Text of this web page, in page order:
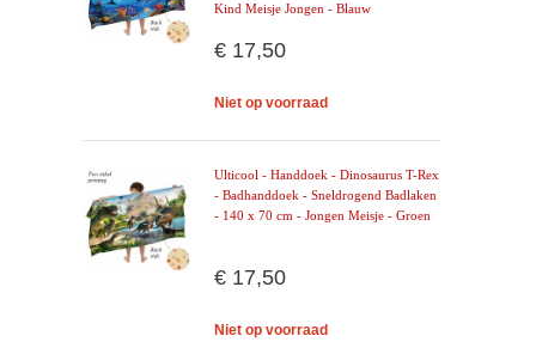
Kind Meisje Jongen - Blauw
€ 17,50
Niet op voorraad
Ulticool - Handdoek - Dinosaurus T-Rex
- Badhanddoek - Sneldrogend Badlaken
- 140 x 70 cm - Jongen Meisje - Groen
€ 17,50
Niet op voorraad